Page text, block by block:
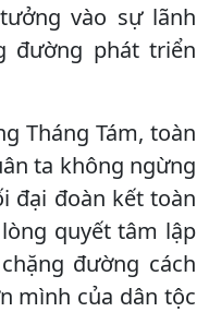
vào sự lãnh
đường phát triển
Tháng Tám, toàn
ta không ngừng
đại đoàn kết toàn
quyết tâm lập
đường cách
mình của dân tộc